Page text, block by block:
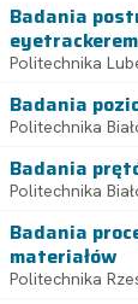
Badania
eyetrackerem
Politechnika
Badania
Politechnika
Badania
Politechnika
Badania
materiałów
Politechnika